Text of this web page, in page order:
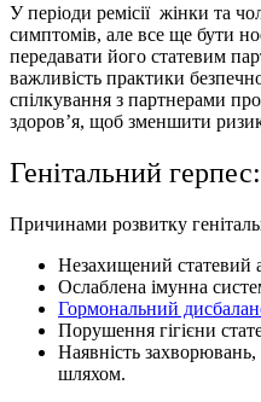
У періоди ремісії жінки та
симптомів, але все ще бути
передавати його статевим
важливість практики
спілкування з партнерами
здоров’я, щоб зменшити
Генітальний
Причинами розвитку
Незахищений статевий
Ослаблена імунна
Гормональний
Порушення гігієни
Наявність
шляхом.